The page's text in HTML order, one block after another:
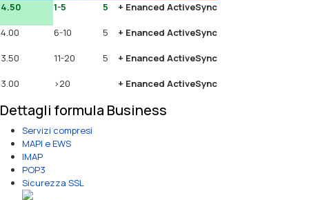
4.50 1-5 5 + Enanced ActiveSync
4.00 6-10 5 + Enanced ActiveSync
3.50 11-20 5 + Enanced ActiveSync
3.00 >20 + Enanced ActiveSync
Dettagli formula Business
Servizi compresi
MAPI e EWS
IMAP
POP3
Sicurezza SSL